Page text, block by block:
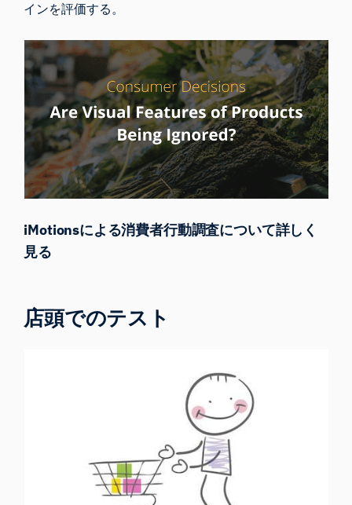
インを評価する。
iMotionsによる消費者行動調査について詳しく
見る
店頭でのテスト